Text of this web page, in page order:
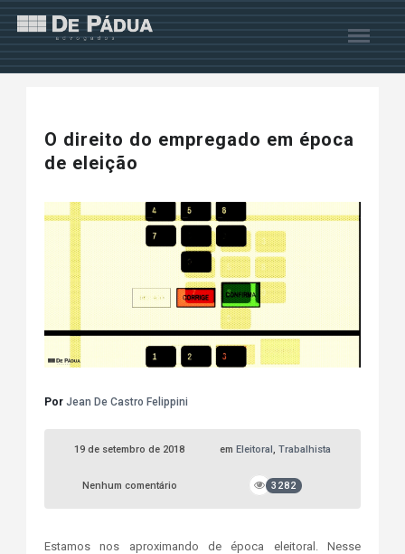
O direito do empregado em época
de eleição
Por Jean De Castro Felippini
19 de setembro de 2018 em Eleitoral, Trabalhista
Nenhum comentário 3282
Estamos nos aproximando de época eleitoral. Nesse